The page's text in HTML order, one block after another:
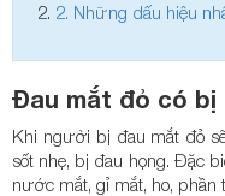
2. Những dấu hiệu
Đau mắt đỏ có bị
Khi người bị đau mắt đỏ
sốt nhẹ, bị đau họng. Đặc
nước mắt, gỉ mắt, ho, phần